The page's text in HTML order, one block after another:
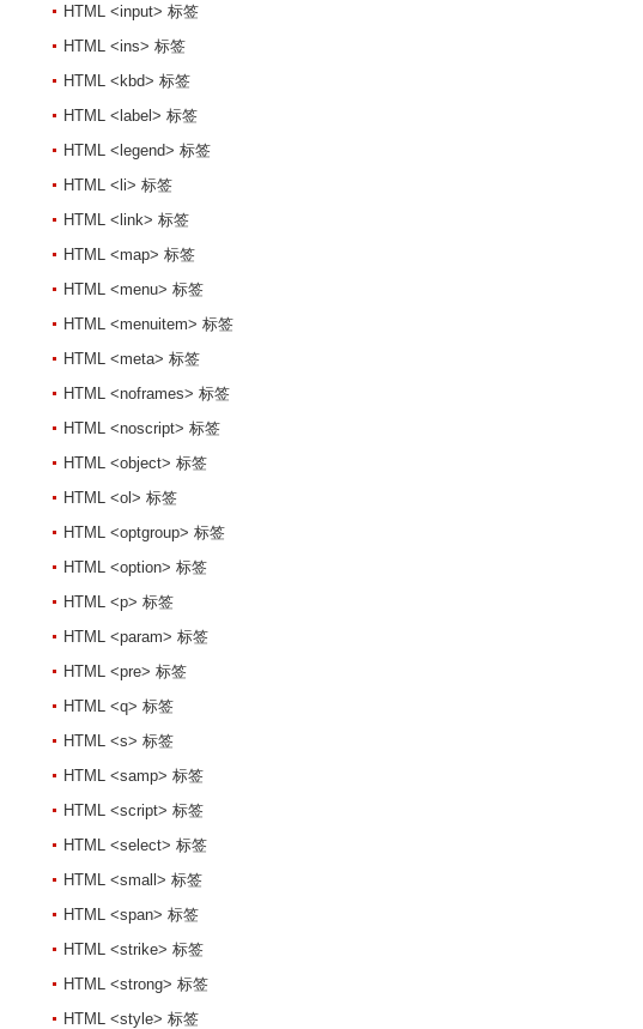
HTML <input> 标签
HTML <ins> 标签
HTML <kbd> 标签
HTML <label> 标签
HTML <legend> 标签
HTML <li> 标签
HTML <link> 标签
HTML <map> 标签
HTML <menu> 标签
HTML <menuitem> 标签
HTML <meta> 标签
HTML <noframes> 标签
HTML <noscript> 标签
HTML <object> 标签
HTML <ol> 标签
HTML <optgroup> 标签
HTML <option> 标签
HTML <p> 标签
HTML <param> 标签
HTML <pre> 标签
HTML <q> 标签
HTML <s> 标签
HTML <samp> 标签
HTML <script> 标签
HTML <select> 标签
HTML <small> 标签
HTML <span> 标签
HTML <strike> 标签
HTML <strong> 标签
HTML <style> 标签